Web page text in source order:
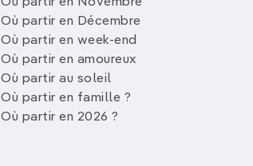
Où partir en Décembre
Où partir en week-end
Où partir en amoureux
Où partir au soleil
Où partir en famille ?
Où partir en 2026 ?